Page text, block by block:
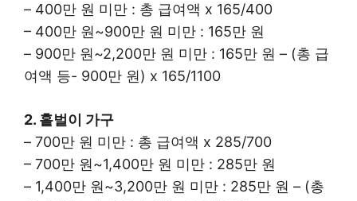
– 400만 원 미만 : 총 급여액 x 165/400
– 400만 원~900만 원 미만 : 165만 원
– 900만 원~2,200만 원 미만 : 165만 원 – (총 급
여액 등- 900만 원) x 165/1100
2. 홑벌이 가구
– 700만 원 미만 : 총 급여액 x 285/700
– 700만 원~1,400만 원 미만 : 285만 원
– 1,400만 원~3,200만 원 미만 : 285만 원 – (총